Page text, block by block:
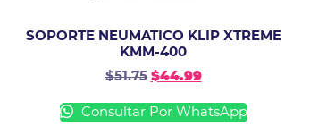
SOPORTE NEUMATICO KLIP XTREME
KMM-400
$51.75 $44.99
Consultar Por WhatsApp